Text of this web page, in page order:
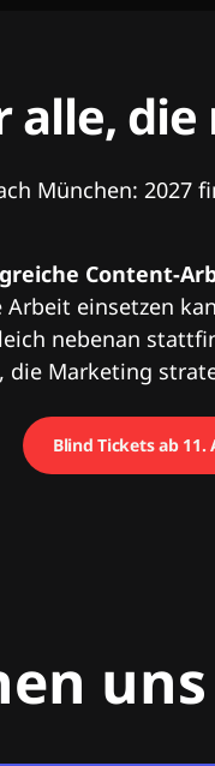
alle,
München: 2027
Content-
einsetzen
nebenan
Marketing
Blind Tickets ab 11.